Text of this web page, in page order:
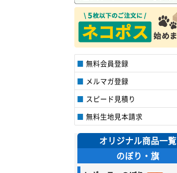
無料会員登録
メルマガ登録
スピード見積り
無料生地見本請求
オリジナル商品一覧
のぼり・旗